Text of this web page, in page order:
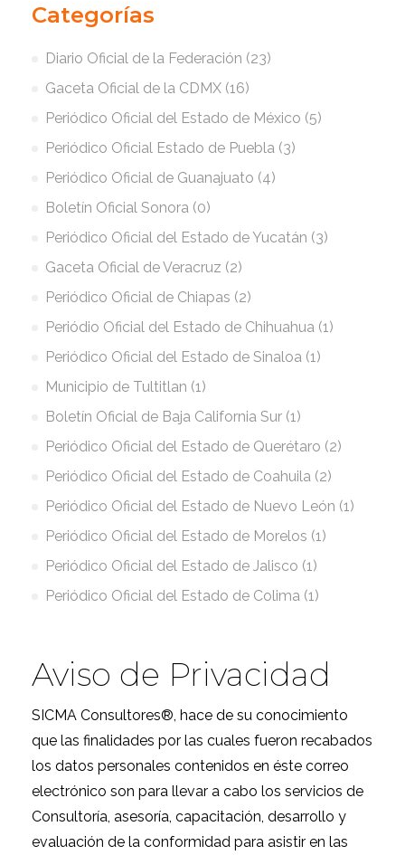
Categorías
Diario Oficial de la Federación (23)
Gaceta Oficial de la CDMX (16)
Periódico Oficial del Estado de México (5)
Periódico Oficial Estado de Puebla (3)
Periódico Oficial de Guanajuato (4)
Boletín Oficial Sonora (0)
Periódico Oficial del Estado de Yucatán (3)
Gaceta Oficial de Veracruz (2)
Periódico Oficial de Chiapas (2)
Periódio Oficial del Estado de Chihuahua (1)
Periódico Oficial del Estado de Sinaloa (1)
Municipio de Tultitlan (1)
Boletín Oficial de Baja California Sur (1)
Periódico Oficial del Estado de Querétaro (2)
Periódico Oficial del Estado de Coahuila (2)
Periódico Oficial del Estado de Nuevo León (1)
Periódico Oficial del Estado de Morelos (1)
Periódico Oficial del Estado de Jalisco (1)
Periódico Oficial del Estado de Colima (1)
Aviso de Privacidad
SICMA Consultores®, hace de su conocimiento
que las finalidades por las cuales fueron recabados
los datos personales contenidos en éste correo
electrónico son para llevar a cabo los servicios de
Consultoría, asesoría, capacitación, desarrollo y
evaluación de la conformidad para asistir en las